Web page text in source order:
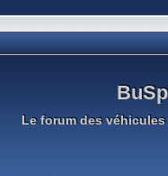
Le forum des